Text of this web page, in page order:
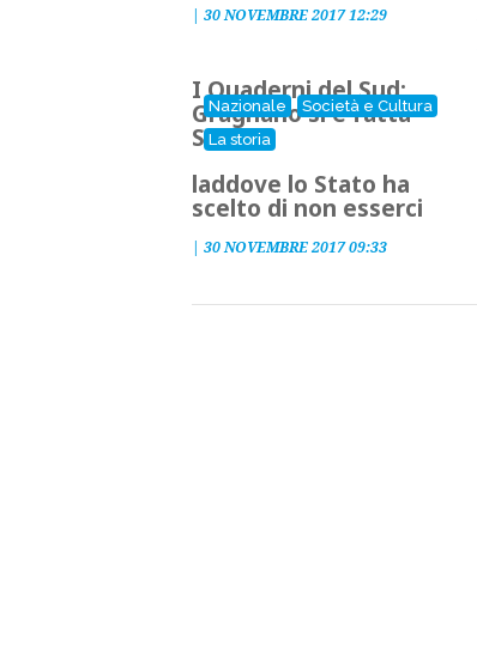
| 30 NOVEMBRE 2017 12:29
Nazionale
Società e Cultura
La storia
I Quaderni del Sud:
Gragnano si è fatta
Stato
laddove lo Stato ha
scelto di non esserci
| 30 NOVEMBRE 2017 09:33